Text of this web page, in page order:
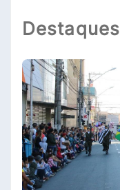
Destaques